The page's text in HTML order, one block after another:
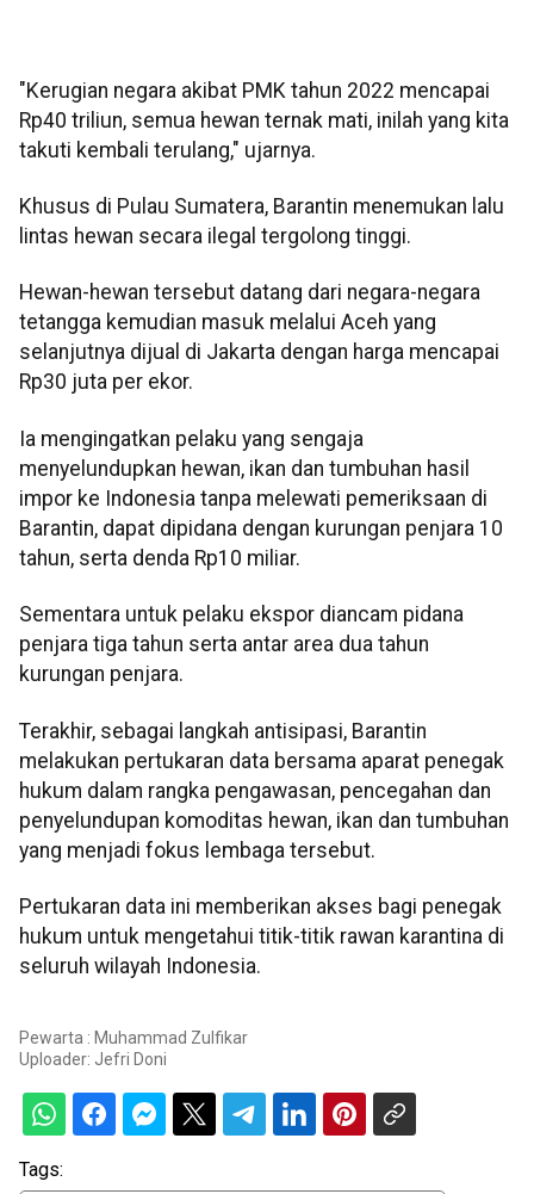
"Kerugian negara akibat PMK tahun 2022 mencapai
Rp40 triliun, semua hewan ternak mati, inilah yang kita
takuti kembali terulang," ujarnya.
Khusus di Pulau Sumatera, Barantin menemukan lalu
lintas hewan secara ilegal tergolong tinggi.
Hewan-hewan tersebut datang dari negara-negara
tetangga kemudian masuk melalui Aceh yang
selanjutnya dijual di Jakarta dengan harga mencapai
Rp30 juta per ekor.
Ia mengingatkan pelaku yang sengaja
menyelundupkan hewan, ikan dan tumbuhan hasil
impor ke Indonesia tanpa melewati pemeriksaan di
Barantin, dapat dipidana dengan kurungan penjara 10
tahun, serta denda Rp10 miliar.
Sementara untuk pelaku ekspor diancam pidana
penjara tiga tahun serta antar area dua tahun
kurungan penjara.
Terakhir, sebagai langkah antisipasi, Barantin
melakukan pertukaran data bersama aparat penegak
hukum dalam rangka pengawasan, pencegahan dan
penyelundupan komoditas hewan, ikan dan tumbuhan
yang menjadi fokus lembaga tersebut.
Pertukaran data ini memberikan akses bagi penegak
hukum untuk mengetahui titik-titik rawan karantina di
seluruh wilayah Indonesia.
Pewarta : Muhammad Zulfikar
Uploader: Jefri Doni
Tags: